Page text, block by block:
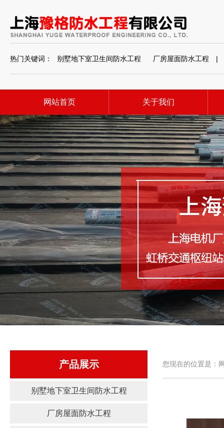
热门关键词： 别墅地下室卫生间防水工程 厂房屋面防水工程 |
网站首页 关于我们
产品展示
别墅地下室卫生间防水工程
厂房屋面防水工程
您现在的位置是：